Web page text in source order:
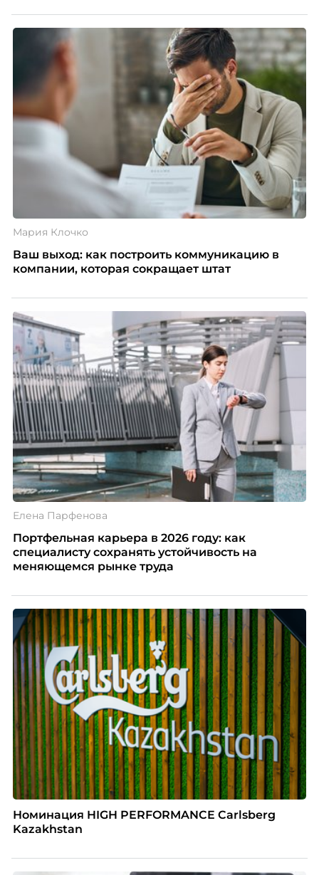
Мария Клочко
Ваш выход: как построить коммуникацию в
компании, которая сокращает штат
Елена Парфенова
Портфельная карьера в 2026 году: как
специалисту сохранять устойчивость на
меняющемся рынке труда
Номинация HIGH PERFORMANCE Carlsberg
Kazakhstan